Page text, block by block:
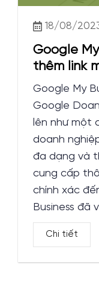
18/08/
Google
thêm link
Google My
Google
lên như một
doanh
đa dạng và
cung cấp
chính xác
Business đã
Chi tiết